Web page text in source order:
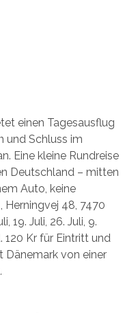
einen Tagesausflug
und Schluss im
Eine kleine Rundreise
Deutschland – mitten
Auto, keine
Herningvej 48, 7470
19. Juli, 26. Juli, 9.
120 Kr für Eintritt und
Dänemark von einer